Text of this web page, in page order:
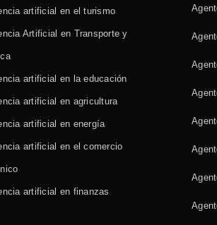
artificial en el turismo
Artificial en Transporte y
artificial en la educación
artificial en agricultura
artificial en energía
artificial en el comercio
artificial en finanzas